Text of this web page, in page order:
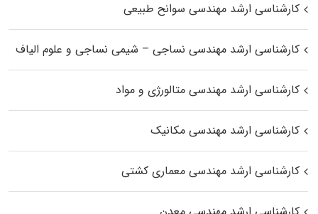
کارشناسی ارشد مهندسی سوانح طبیعی
کارشناسی ارشد مهندسی نساجی – شیمی نساجی و علوم الیاف
کارشناسی ارشد مهندسی متالورژی و مواد
کارشناسی ارشد مهندسی مکانیک
کارشناسی ارشد مهندسی معماری کشتی